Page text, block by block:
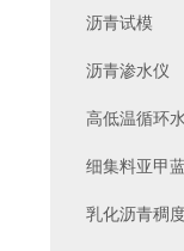
沥青试模
沥青渗水仪
高低温循环
细集料亚甲
乳化沥青稠